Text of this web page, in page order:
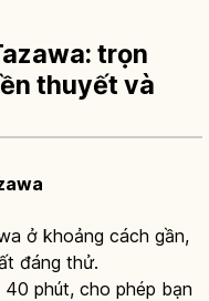
trọn
thuyết và
ở khoảng cách gần,
đáng thử.
phút, cho phép bạn